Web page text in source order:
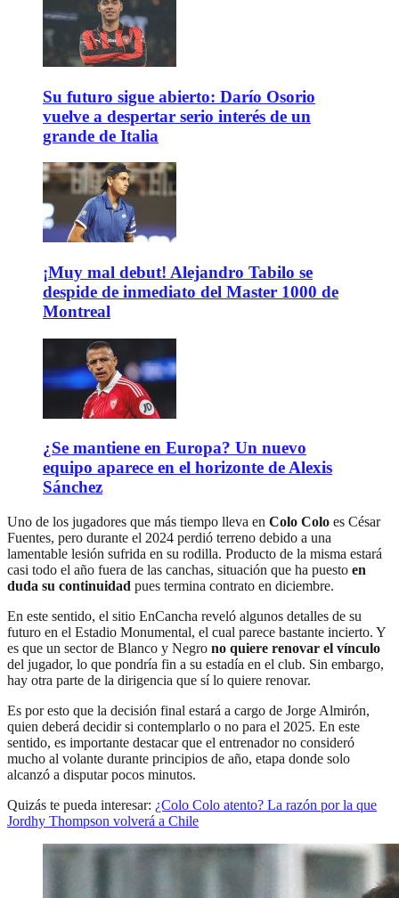
Su futuro sigue abierto: Darío Osorio
vuelve a despertar serio interés de un
grande de Italia
¡Muy mal debut! Alejandro Tabilo se
despide de inmediato del Master 1000 de
Montreal
¿Se mantiene en Europa? Un nuevo
equipo aparece en el horizonte de Alexis
Sánchez
Uno de los jugadores que más tiempo lleva en Colo Colo es César
Fuentes, pero durante el 2024 perdió terreno debido a una
lamentable lesión sufrida en su rodilla. Producto de la misma estará
casi todo el año fuera de las canchas, situación que ha puesto en
duda su continuidad pues termina contrato en diciembre.
En este sentido, el sitio EnCancha reveló algunos detalles de su
futuro en el Estadio Monumental, el cual parece bastante incierto. Y
es que un sector de Blanco y Negro no quiere renovar el vínculo
del jugador, lo que pondría fin a su estadía en el club. Sin embargo,
hay otra parte de la dirigencia que sí lo quiere renovar.
Es por esto que la decisión final estará a cargo de Jorge Almirón,
quien deberá decidir si contemplarlo o no para el 2025. En este
sentido, es importante destacar que el entrenador no consideró
mucho al volante durante principios de año, etapa donde solo
alcanzó a disputar pocos minutos.
Quizás te pueda interesar: ¿Colo Colo atento? La razón por la que
Jordhy Thompson volverá a Chile